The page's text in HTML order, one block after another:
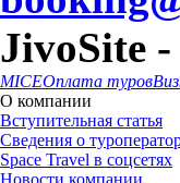
JivoSite
MICEОплата туров
О компании
Вступительная статья
Сведения о
Space Travel в соцсетях
Новости компании